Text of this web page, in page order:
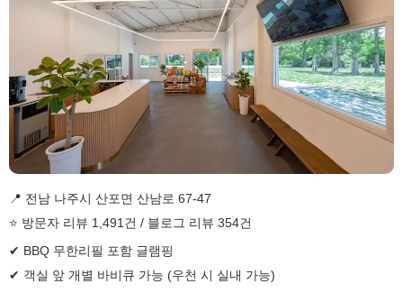
📍 전남 나주시 산포면 산남로 67-47
⭐ 방문자 리뷰 1,491건 / 블로그 리뷰 354건
✔ BBQ 무한리필 포함 글램핑
✔ 객실 앞 개별 바비큐 가능 (우천 시 실내 가능)